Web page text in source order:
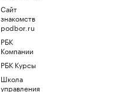
Сайт
знакомств
podbor.ru
РБК
Компании
РБК Курсы
Школа
управления